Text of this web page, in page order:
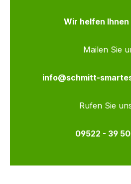
Wir helfen
Mailen Sie
info@schmitt-
Rufen Sie
09522 - 39